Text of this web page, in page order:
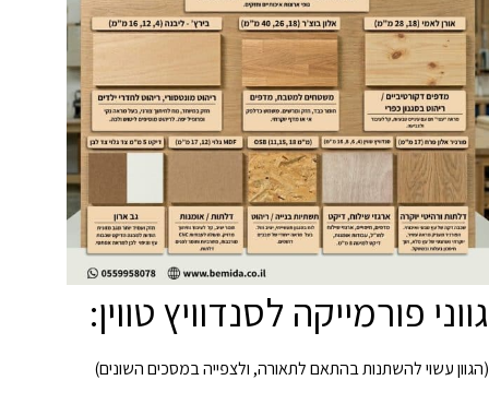
font_download סמן קישורים
לאפס
את
האפשרויות
גווני פורמייקה לסנדוויץ טווין:
(הגוון עשוי להשתנות בהתאם לתאורה, ולצפייה במסכים השונים)